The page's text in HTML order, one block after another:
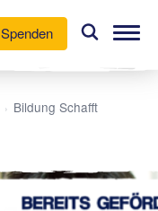
Spenden
› Bildung Schafft